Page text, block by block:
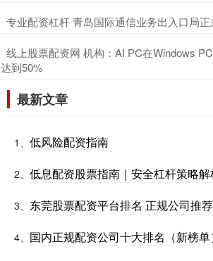
专业配资杠杆 青岛国际通信业务出入口局正
线上股票配资网 机构：AI PC在Windows
达到50%
最新文章
1、 低风险配资指南
2、 低息配资股票指南｜安全杠杆策略解
3、 东莞股票配资平台排名 正规公司推荐
4、 国内正规配资公司十大排名（新榜单